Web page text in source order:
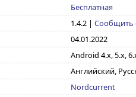
Бесплатная
1.4.2| Сообщить
04.01.2022
Android 4.x, 5.x,
Английский,
Nordcurrent